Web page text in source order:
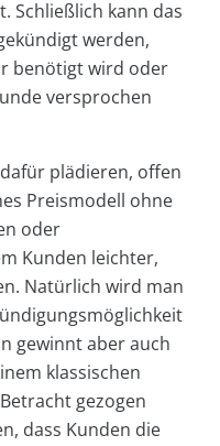
Schließlich kann das
werden,
benötigt wird oder
versprochen
plädieren, offen
Preismodell ohne
oder
Kunden leichter,
Natürlich wird man
gewinnt aber auch
klassischen
gezogen
dass Kunden die